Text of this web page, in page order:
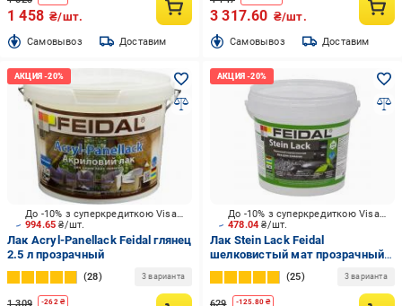
1 458 ₴/шт.
Cамовывоз Доставим
3 317.60 ₴/шт.
Cамовывоз Доставим
994.65₴/шт.
До -10% з суперкредиткою Visa Вигода
Лак Acryl-Panellack Feidal глянец
2.5 л прозрачный
28 3 варианта
1 309 -262₴
478.04₴/шт.
До -10% з суперкредиткою Visa Вигода
Лак Stein Lack Feidal
шелковистый мат прозрачный 1
л
25 3 варианта
629 -125.80₴